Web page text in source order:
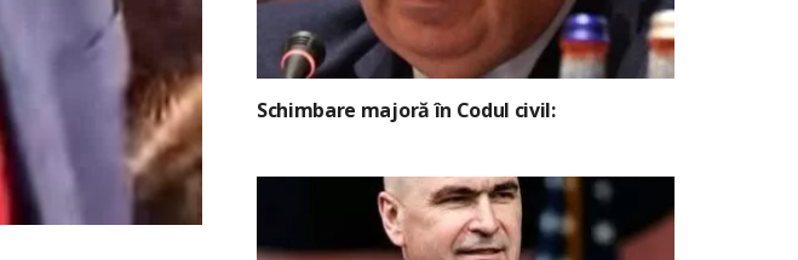
Schimbare majoră în Codul civil: